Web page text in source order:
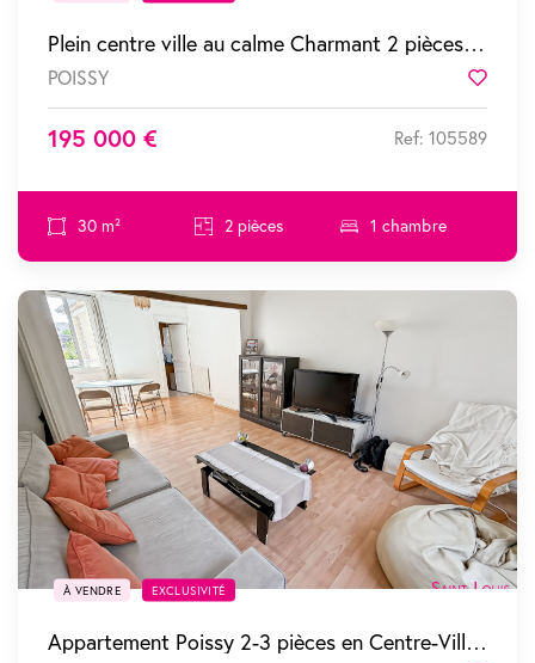
Plein centre ville au calme Charmant 2 pièces dans résidence recherchée
POISSY
195 000 € Ref: 105589
30 m² 2 pièces 1 chambre
SOUS COMPROMIS
À VENDRE EXCLUSIVITÉ
Appartement Poissy 2-3 pièces en Centre-Ville de POISSY